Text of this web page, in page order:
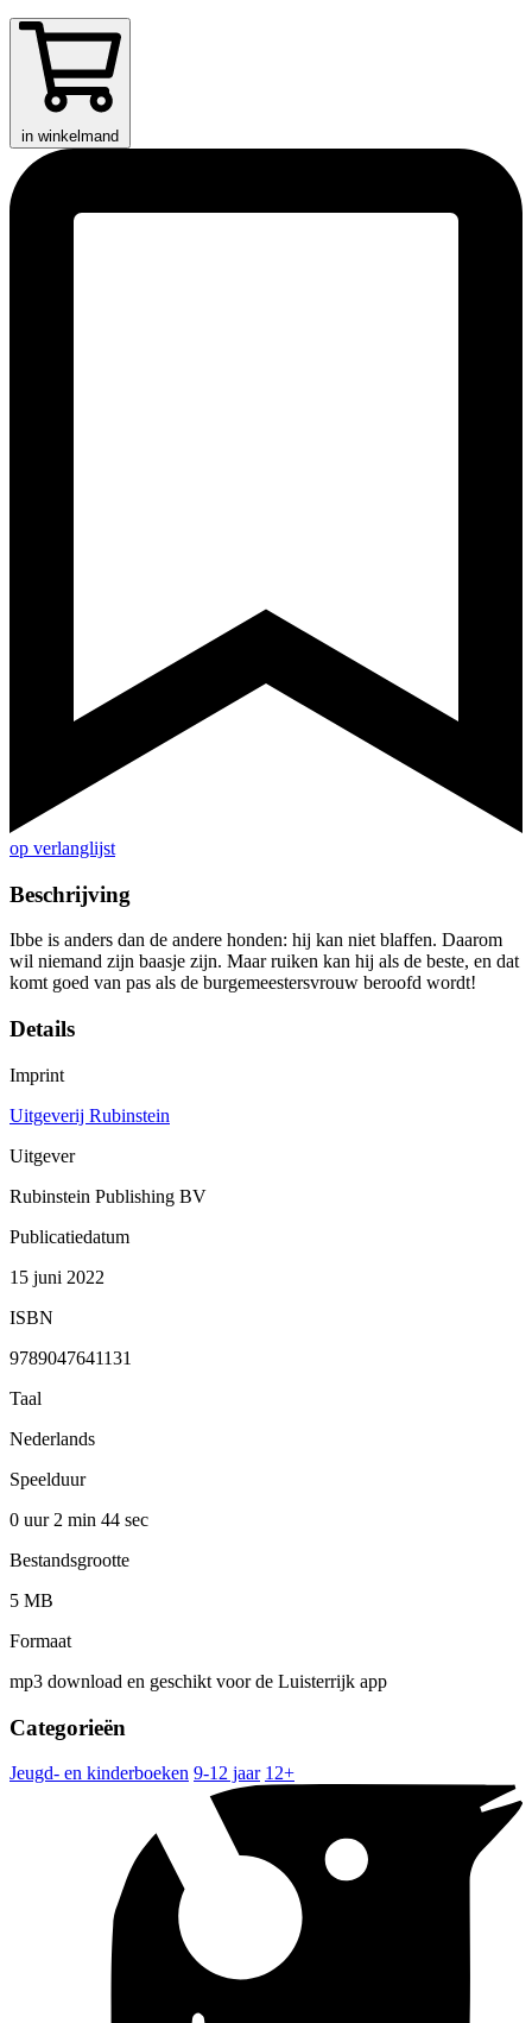
in winkelmand
op verlanglijst
Beschrijving
Ibbe is anders dan de andere honden: hij kan niet blaffen. Daarom
wil niemand zijn baasje zijn. Maar ruiken kan hij als de beste, en dat
komt goed van pas als de burgemeestersvrouw beroofd wordt!
Details
Imprint
Uitgeverij Rubinstein
Uitgever
Rubinstein Publishing BV
Publicatiedatum
15 juni 2022
ISBN
9789047641131
Taal
Nederlands
Speelduur
0 uur 2 min 44 sec
Bestandsgrootte
5 MB
Formaat
mp3 download en geschikt voor de Luisterrijk app
Categorieën
Jeugd- en kinderboeken 9-12 jaar 12+